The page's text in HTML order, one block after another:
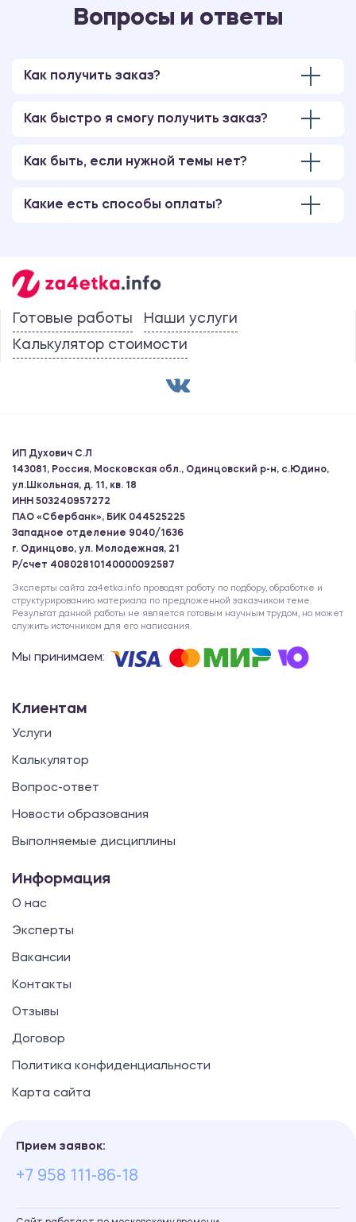
Вопросы и ответы
Как получить заказ?
Как быстро я смогу получить заказ?
Как быть, если нужной темы нет?
Какие есть способы оплаты?
Готовые работы
Наши услуги
Калькулятор стоимости
ИП Духович С.Л
143081, Россия, Московская обл., Одинцовский р-н, с.Юдино,
ул.Школьная, д. 11, кв. 18
ИНН 503240957272
ПАО «Сбербанк», БИК 044525225
Западное отделение 9040/1636
г. Одинцово, ул. Молодежная, 21
Р/счет 40802810140000092587
Эксперты сайта za4etka.info проводят работу по подбору, обработке и
структурированию материала по предложенной заказчиком теме.
Результат данной работы не является готовым научным трудом, но может
служить источником для его написания.
Мы принимаем:
Клиентам
Услуги
Калькулятор
Вопрос-ответ
Новости образования
Выполняемые дисциплины
Информация
О нас
Эксперты
Вакансии
Контакты
Отзывы
Договор
Политика конфиденциальности
Карта сайта
Прием заявок:
+7 958 111-86-18